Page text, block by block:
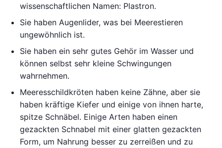
wissenschaftlichen Namen: Plastron.
Sie haben Augenlider, was bei Meerestieren
ungewöhnlich ist.
Sie haben ein sehr gutes Gehör im Wasser und
können selbst sehr kleine Schwingungen
wahrnehmen.
Meeresschildkröten haben keine Zähne, aber sie
haben kräftige Kiefer und einige von ihnen harte,
spitze Schnäbel. Einige Arten haben einen
gezackten Schnabel mit einer glatten gezackten
Form, um Nahrung besser zu zerreißen und zu